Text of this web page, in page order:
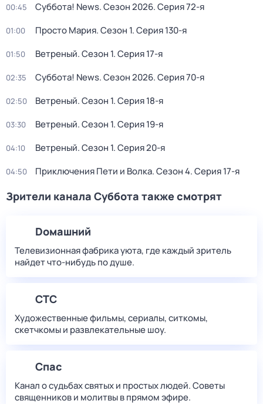
00:45 Суббота! News. Сезон 2026. Серия 72-я
01:00 Просто Мария. Сезон 1. Серия 130-я
01:50 Ветреный. Сезон 1. Серия 17-я
02:35 Суббота! News. Сезон 2026. Серия 70-я
02:50 Ветреный. Сезон 1. Серия 18-я
03:30 Ветреный. Сезон 1. Серия 19-я
04:10 Ветреный. Сезон 1. Серия 20-я
04:50 Приключения Пети и Волка. Сезон 4. Серия 17-я
Зрители канала Суббота также смотрят
Dомашний
Телевизионная фабрика уюта, где каждый зритель
найдет что‑нибудь по душе.
СТС
Художественные фильмы, сериалы, ситкомы,
скетчкомы и развлекательные шоу.
Спас
Канал о судьбах святых и простых людей. Советы
священников и молитвы в прямом эфире.